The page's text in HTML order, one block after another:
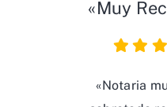
«Muy
«Notaria